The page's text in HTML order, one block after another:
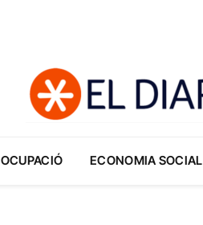
OCUPACIÓ ECONOMIA SOCIAL